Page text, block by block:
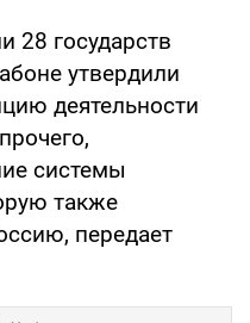
28 государств
утвердили
деятельности
системы
также
передает